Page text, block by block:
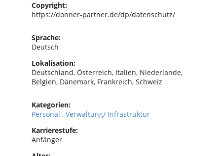
Copyright:
https://donner-partner.de/dp/datenschutz/
Sprache:
Deutsch
Lokalisation:
Deutschland, Österreich, Italien, Niederlande,
Belgien, Dänemark, Frankreich, Schweiz
Kategorien:
Personal , Verwaltung/ Infrastruktur
Karrierestufe:
Anfänger